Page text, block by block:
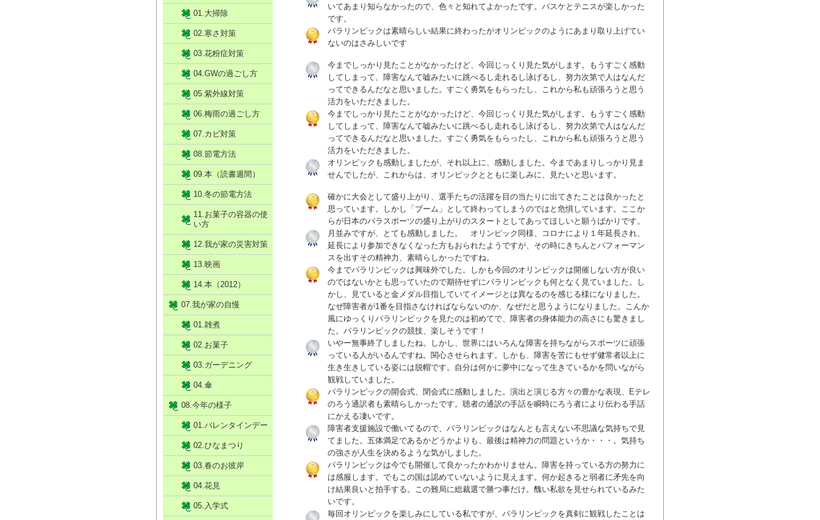
いてあまり知らなかったので、色々と知れてよかったです。バスケとテニスが楽しかった
です。
パラリンピックは素晴らしい結果に終わったがオリンピックのようにあまり取り上げてい
ないのはさみしいです
今までしっかり見たことがなかったけど、今回じっくり見た気がします。もうすごく感動
してしまって、障害なんて嘘みたいに跳べるし走れるし泳げるし、努力次第で人はなんだ
ってできるんだなと思いました。すごく勇気をもらったし、これから私も頑張ろうと思う
活力をいただきました。
今までしっかり見たことがなかったけど、今回じっくり見た気がします。もうすごく感動
してしまって、障害なんて嘘みたいに跳べるし走れるし泳げるし、努力次第で人はなんだ
ってできるんだなと思いました。すごく勇気をもらったし、これから私も頑張ろうと思う
活力をいただきました。
オリンピックも感動しましたが、それ以上に、感動しました。今まであまりしっかり見ま
せんでしたが、これからは、オリンピックとともに楽しみに、見たいと思います。
確かに大会として盛り上がり、選手たちの活躍を目の当たりに出てきたことは良かったと
思っています。しかし「ブーム」として終わってしまうのではと危惧しています。ここか
らが日本のパラスポーツの盛り上がりのスタートとしてあってほしいと願うばかりです。
月並みですが、とても感動しました。 オリンピック同様、コロナにより１年延長され、
延長により参加できなくなった方もおられたようですが、その時にきちんとパフォーマン
スを出すその精神力、素晴らしかったですね。
今までパラリンピックは興味外でした。しかも今回のオリンピックは開催しない方が良い
のではないかとも思っていたので期待せずにパラリンピックも何となく見ていました。し
かし、見ていると金メダル目指していてイメージとは異なるのを感じる様になりました。
なぜ障害者が1番を目指さなければならないのか、なぜだと思うようになりました。こんか
風にゆっくりパラリンピックを見たのは初めてで、障害者の身体能力の高さにも驚きまし
た。パラリンピックの競技、楽しそうです！
いやー無事終了しましたね。しかし、世界にはいろんな障害を持ちながらスポーツに頑張
っている人がいるんですね。関心させられます。しかも、障害を苦にもせず健常者以上に
生き生きしている姿には脱帽です。自分は何かに夢中になって生きているかを問いながら
観戦していました。
パラリンピックの開会式、閉会式に感動しました。演出と演じる方々の豊かな表現、Eテレ
のろう通訳者も素晴らしかったです。聴者の通訳の手話を瞬時にろう者により伝わる手話
にかえる凄いです。
障害者支援施設で働いてるので、パラリンピックはなんとも言えない不思議な気持ちで見
てました。五体満足であるかどうかよりも、最後は精神力の問題というか・・・。気持ち
の強さが人生を決めるような気がしました。
パラリンピックは今でも開催して良かったかわかりません。障害を持っている方の努力に
は感服します。でもこの国は認めていないように見えます。何か起きると弱者に矛先を向
け結果良いと拍手する。この難局に総裁選で勝つ事だけ。醜い私欲を見せられているみた
いです。
毎回オリンピックを楽しみにしている私ですが、パラリンピックを真剣に観戦したことは
01.大掃除
02.寒さ対策
03.花粉症対策
04.GWの過ごし方
05.紫外線対策
06.梅雨の過ごし方
07.カビ対策
08.節電方法
09.本（読書週間）
10.冬の節電方法
11.お菓子の容器の使
い方
12.我が家の災害対策
13.映画
14.本（2012）
07.我が家の自慢
01.雑煮
02.お菓子
03.ガーデニング
04.傘
08.今年の様子
01.バレンタインデー
02.ひなまつり
03.春のお彼岸
04.花見
05.入学式